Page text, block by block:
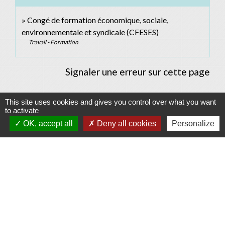
Congé de formation économique, sociale,
environnementale et syndicale (CFESES)
Travail - Formation
Signaler une erreur sur cette page
Contacts
This site uses cookies and gives you control over what you want
to activate
OK, accept all
Deny all cookies Personalize